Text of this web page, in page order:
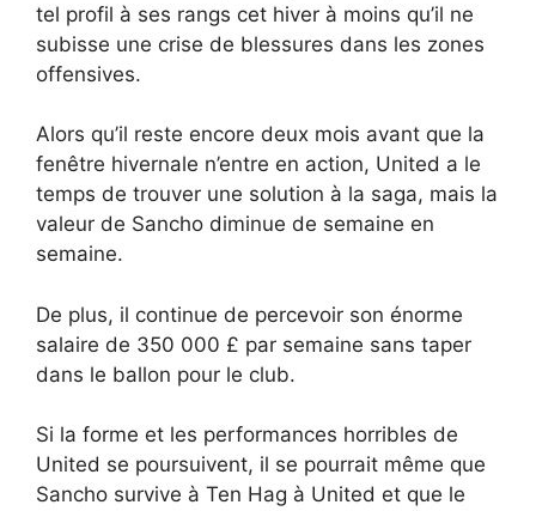
tel profil à ses rangs cet hiver à moins qu’il ne
subisse une crise de blessures dans les zones
offensives.
Alors qu’il reste encore deux mois avant que la
fenêtre hivernale n’entre en action, United a le
temps de trouver une solution à la saga, mais la
valeur de Sancho diminue de semaine en
semaine.
De plus, il continue de percevoir son énorme
salaire de 350 000 £ par semaine sans taper
dans le ballon pour le club.
Si la forme et les performances horribles de
United se poursuivent, il se pourrait même que
Sancho survive à Ten Hag à United et que le